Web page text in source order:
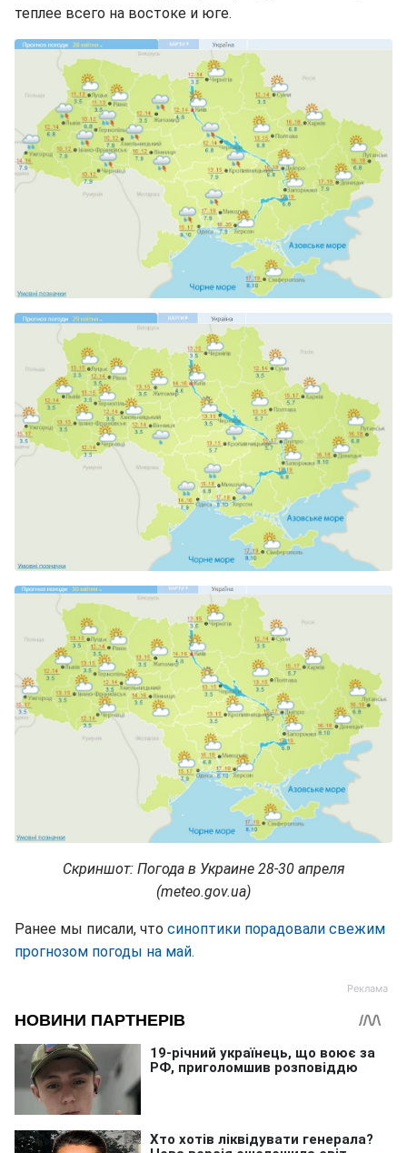
теплее всего на востоке и юге.
Скриншот: Погода в Украине 28-30 апреля
(meteo.gov.ua)
Ранее мы писали, что синоптики порадовали свежим
прогнозом погоды на май.